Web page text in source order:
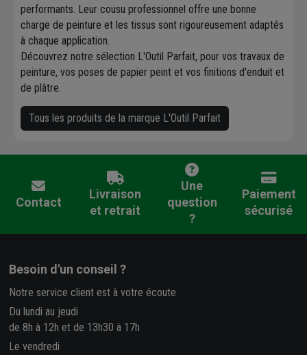
performants. Leur cousu professionnel offre une bonne
charge de peinture et les tissus sont rigoureusement adaptés
à chaque application.
Découvrez notre sélection L'Outil Parfait, pour vos travaux de
peinture, vos poses de papier peint et vos finitions d'enduit et
de plâtre.
Tous les produits de la marque L'Outil Parfait
Contact
Livraison
et retrait
Une
question
?
Paiement
sécurisé
Besoin d'un conseil ?
Notre service client est à votre écoute
Du lundi au jeudi
de 8h à 12h et de 13h30 à 17h
Le vendredi